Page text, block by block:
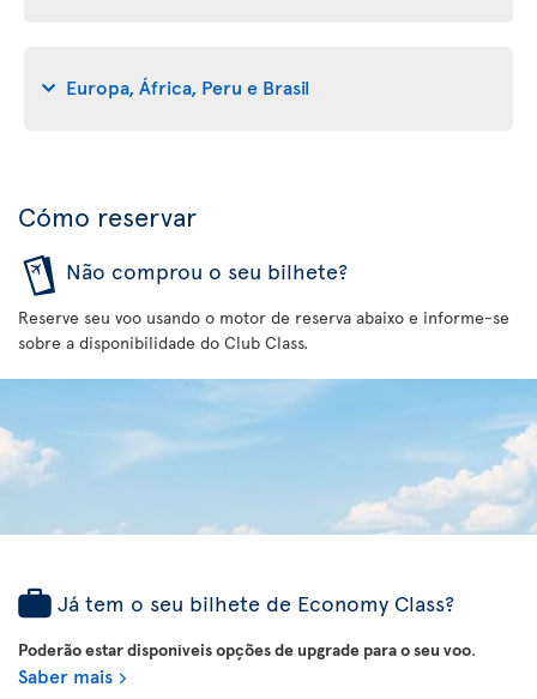
Europa, África, Peru e Brasil
Cómo reservar
Não comprou o seu bilhete?
Reserve seu voo usando o motor de reserva abaixo e informe-se
sobre a disponibilidade do Club Class.
Já tem o seu bilhete de Economy Class?
Poderão estar disponíveis opções de upgrade para o seu voo.
Saber mais